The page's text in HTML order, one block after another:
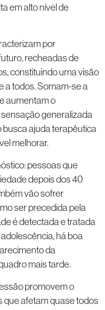
em alto nível de
por
recheadas de
constituindo uma visão
a todos. Somam-se a
aumentam o
generalizada
busca ajuda terapêutica
melhorar.
pessoas que
depois dos 40
vão sofrer
ser precedida pela
é detectada e tratada
há boa
da
mais tarde.
promovem o
que afetam quase todos